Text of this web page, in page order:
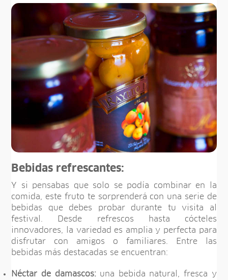
Bebidas refrescantes:
Y si pensabas que solo se podía combinar en la
comida, este fruto te sorprenderá con una serie de
bebidas que debes probar durante tu visita al
festival. Desde refrescos hasta cócteles
innovadores, la variedad es amplia y perfecta para
disfrutar con amigos o familiares. Entre las
bebidas más destacadas se encuentran:
Néctar de damascos: una bebida natural, fresca y